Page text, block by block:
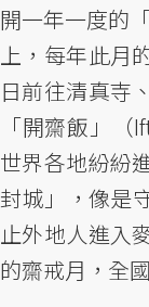
開一年一度的
上，每年此月
日前往清真寺
「開齋飯」
世界各地紛紛
封城」，像是
止外地人進入
的齋戒月，全